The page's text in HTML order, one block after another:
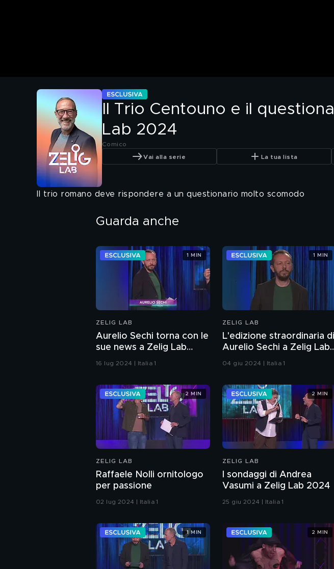
Il Trio Centouno e il
Lab 2024
Comico
Vai alla serie La tua lista
Il trio romano deve rispondere a un questionario molto scomodo
Guarda anche
ZELIG LAB
Aurelio Sechi torna con le
sue news a Zelig Lab
16 lug 2024 | Italia 1
1 MIN
ZELIG LAB
L'edizione straordinaria di
Aurelio Sechi a Zelig Lab
04 giu 2024 | Italia 1
1 MIN
ZELIG LAB
Raffaele Nolli ornitologo
per passione
02 lug 2024 | Italia 1
2 MIN
ZELIG LAB
I sondaggi di Andrea
Vasumi a Zelig Lab 2024
25 giu 2024 | Italia 1
2 MIN
1 MIN 2 MIN